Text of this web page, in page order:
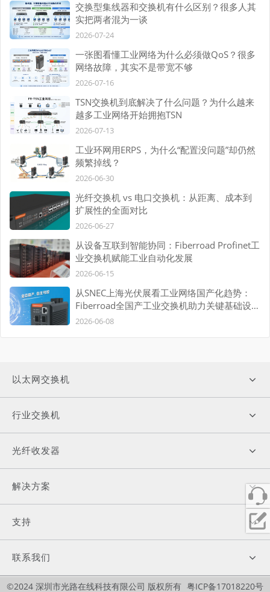
交换型集线器和交换机有什么区别？很多人其
实把两者混为一谈
2026-07-24
一张图看懂工业网络为什么必须做QoS？很多
网络故障，其实不是带宽不够
2026-07-16
TSN交换机到底解决了什么问题？为什么越来
越多工业网络开始拥抱TSN
2026-07-13
工业环网用ERPS，为什么“配置没问题”却仍然
频繁掉线？
2026-06-30
光纤交换机 vs 电口交换机：从距离、成本到
扩展性的全面对比
2026-06-27
从设备互联到智能协同：Fiberroad Profinet工
业交换机赋能工业自动化发展
2026-06-15
从SNEC上海光伏展看工业网络国产化趋势：
Fiberroad全国产工业交换机助力关键基础设施
自主可控
2026-06-08
以太网交换机
行业交换机
光纤收发器
解决方案
支持
联系我们
©2024 深圳市光路在线科技有限公司 版权所有 粤ICP备17018220号